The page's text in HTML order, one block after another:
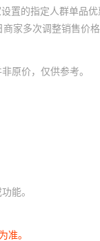
置的指定人群单品
家多次调整销售价
原价，仅供参考。
能。
准。